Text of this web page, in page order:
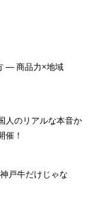
― 商品力×地域
人のリアルな本音か
催！
戸牛だけじゃな